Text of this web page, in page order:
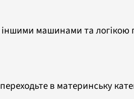
машинами та
в материнську